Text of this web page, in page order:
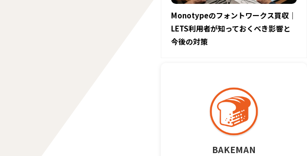
Monotypeのフォントワークス買収｜
LETS利用者が知っておくべき影響と
今後の対策
BAKEMAN